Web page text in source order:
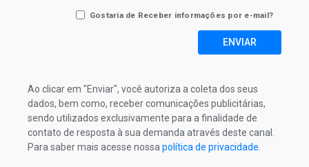
Gostaria de Receber informações por e-mail?
ENVIAR
Ao clicar em "Enviar", você autoriza a coleta dos seus
dados, bem como, receber comunicações publicitárias,
sendo utilizados exclusivamente para a finalidade de
contato de resposta à sua demanda através deste canal.
Para saber mais acesse nossa política de privacidade